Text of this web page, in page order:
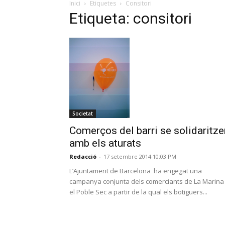
Inici Etiquetes Consitori
Etiqueta: consitori
Societat
Comerços del barri se
amb els aturats
Redacció - 17 setembre 2014 10:03 PM
L’Ajuntament de Barcelona ha engegat una
campanya conjunta dels comerciants de La Marina
el Poble Sec a partir de la qual els botiguers...